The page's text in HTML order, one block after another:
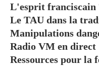
L'esprit franciscain
Le TAU dans la
Manipulations
Radio VM en direct
Ressources pour la